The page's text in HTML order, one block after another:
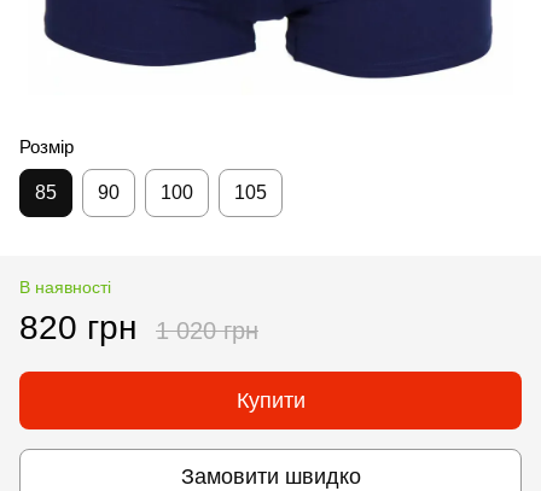
Розмір
85 90 100 105
В наявності
820 грн 1 020 грн
Купити
Замовити швидко